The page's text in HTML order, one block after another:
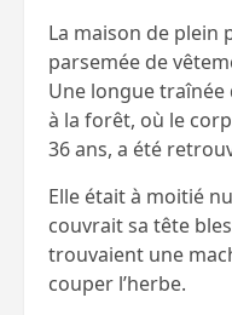
La maison de plein
parsemée de
Une longue traînée
à la forêt, où le
36 ans, a été
Elle était à moitié
couvrait sa tête
trouvaient une
couper l’herbe.